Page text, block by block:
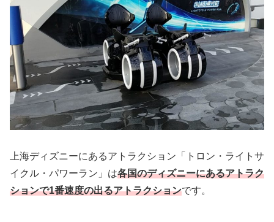
上海ディズニーにあるアトラクション「トロン・ライトサ
イクル・パワーラン」は各国のディズニーにあるアトラク
ションで1番速度の出るアトラクションです。